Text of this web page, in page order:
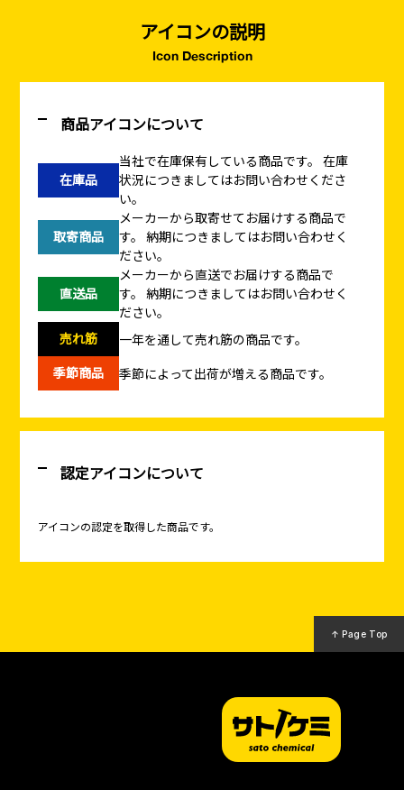
アイコンの説明
Icon Description
商品アイコンについて
在庫品
当社で在庫保有している商品です。 在庫
状況につきましてはお問い合わせくださ
い。
取寄商品
メーカーから取寄せてお届けする商品で
す。 納期につきましてはお問い合わせく
ださい。
直送品
メーカーから直送でお届けする商品で
す。 納期につきましてはお問い合わせく
ださい。
売れ筋
一年を通して売れ筋の商品です。
季節商品
季節によって出荷が増える商品です。
認定アイコンについて
アイコンの認定を取得した商品です。
↑ Page Top